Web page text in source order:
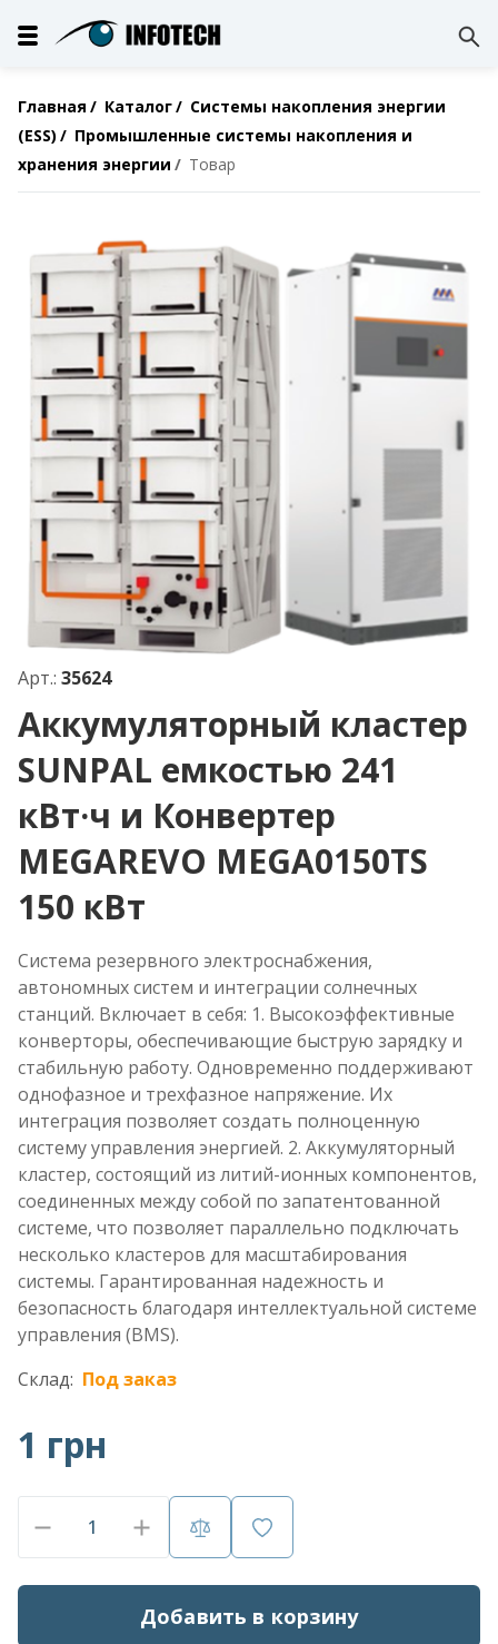
Главная Каталог
Системы накопления энергии
(ESS)
Промышленные системы накопления и
хранения энергии
Товар
Арт.: 35624
Аккумуляторный кластер
SUNPAL емкостью 241
кВт·ч и Конвертер
MEGAREVO MEGA0150TS
150 кВт
Система резервного электроснабжения,
автономных систем и интеграции солнечных
станций. Включает в себя: 1. Высокоэффективные
конверторы, обеспечивающие быструю зарядку и
стабильную работу. Одновременно поддерживают
однофазное и трехфазное напряжение. Их
интеграция позволяет создать полноценную
систему управления энергией. 2. Аккумуляторный
кластер, состоящий из литий-ионных компонентов,
соединенных между собой по запатентованной
системе, что позволяет параллельно подключать
несколько кластеров для масштабирования
системы. Гарантированная надежность и
безопасность благодаря интеллектуальной системе
управления (BMS).
Склад: Под заказ
1 грн
Добавить в корзину